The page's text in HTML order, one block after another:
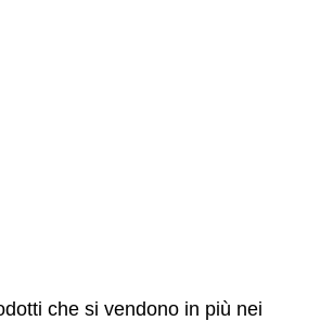
che si vendono in più nei